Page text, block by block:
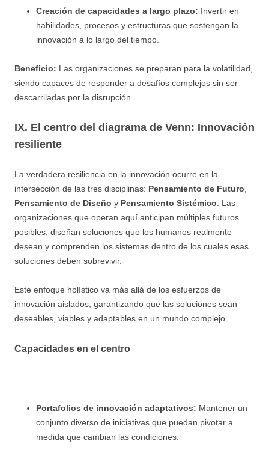
Creación de capacidades a largo plazo: Invertir en
habilidades, procesos y estructuras que sostengan la
innovación a lo largo del tiempo.
Beneficio: Las organizaciones se preparan para la volatilidad,
siendo capaces de responder a desafíos complejos sin ser
descarriladas por la disrupción.
IX. El centro del diagrama de Venn: Innovación
resiliente
La verdadera resiliencia en la innovación ocurre en la
intersección de las tres disciplinas: Pensamiento de Futuro
Pensamiento de Diseño y Pensamiento Sistémico . Las
organizaciones que operan aquí anticipan múltiples futuros
posibles, diseñan soluciones que los humanos realmente
desean y comprenden los sistemas dentro de los cuales esas
soluciones deben sobrevivir.
Este enfoque holístico va más allá de los esfuerzos de
innovación aislados, garantizando que las soluciones sean
deseables, viables y adaptables en un mundo complejo.
Capacidades en el centro
Portafolios de innovación adaptativos: Mantener un
conjunto diverso de iniciativas que puedan pivotar a
medida que cambian las condiciones.